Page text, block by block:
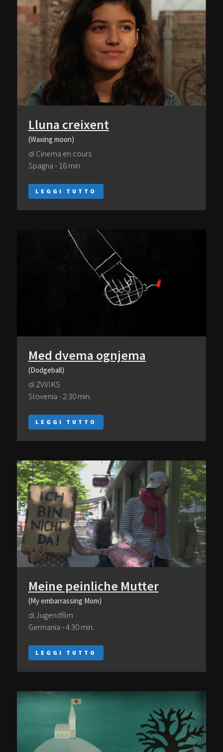
Lluna creixent
(Waxing moon)
di Cinema en cours
Spagna - 16 min.
LEGGI TUTTO
Med dvema ognjema
(Dodgeball)
di ZVVIKS
Slovenia - 2:30 min.
LEGGI TUTTO
Meine peinliche Mutter
(My embarrassing Mom)
di Jugendfilm
Germania - 4:30 min.
LEGGI TUTTO